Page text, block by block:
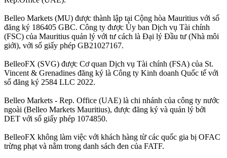
Belleo Markets (MU) được thành lập tại Cộng hòa Mauritius với số
đăng ký 186405 GBC. Công ty được Ủy ban Dịch vụ Tài chính
(FSC) của Mauritius quản lý với tư cách là Đại lý Đầu tư (Nhà môi
giới), với số giấy phép GB21027167.
BelleoFX (SVG) được Cơ quan Dịch vụ Tài chính (FSA) của St.
Vincent & Grenadines đăng ký là Công ty Kinh doanh Quốc tế với
số đăng ký 2584 LLC 2022.
Belleo Markets - Rep. Office (UAE) là chi nhánh của công ty nước
ngoài (Belleo Markets Mauritius), được đăng ký và quản lý bởi
DET với số giấy phép 1074850.
BelleoFX không làm việc với khách hàng từ các quốc gia bị OFAC
trừng phạt và nằm trong danh sách đen của FATF.